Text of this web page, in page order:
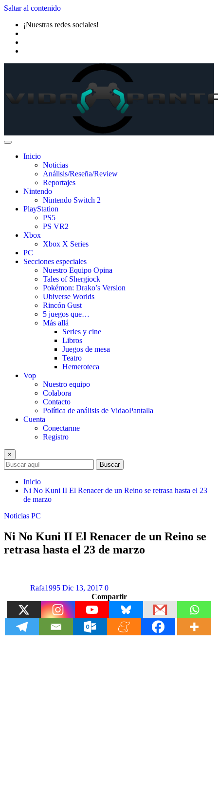
Saltar al contenido
¡Nuestras redes sociales!
Inicio
Noticias
Análisis/Reseña/Review
Reportajes
Nintendo
Nintendo Switch 2
PlayStation
PS5
PS VR2
Xbox
Xbox X Series
PC
Secciones especiales
Nuestro Equipo Opina
Tales of Shergiock
Pokémon: Drako’s Version
Ubiverse Worlds
Rincón Gust
5 juegos que…
Más allá
Series y cine
Libros
Juegos de mesa
Teatro
Hemeroteca
Vop
Nuestro equipo
Colabora
Contacto
Política de análisis de VidaoPantalla
Cuenta
Conectarme
Registro
×
Buscar
Inicio
Ni No Kuni II El Renacer de un Reino se retrasa hasta el 23
de marzo
Noticias PC
Ni No Kuni II El Renacer de un Reino se
retrasa hasta el 23 de marzo
Rafa1995 Dic 13, 2017 0
Compartir